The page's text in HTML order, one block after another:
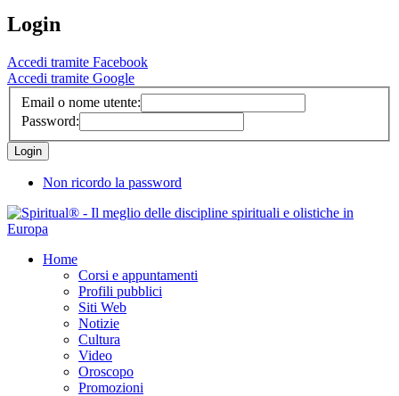
Login
Accedi tramite Facebook
Accedi tramite Google
Email o nome utente:
Password:
Non ricordo la password
Home
Corsi e appuntamenti
Profili pubblici
Siti Web
Notizie
Cultura
Video
Oroscopo
Promozioni